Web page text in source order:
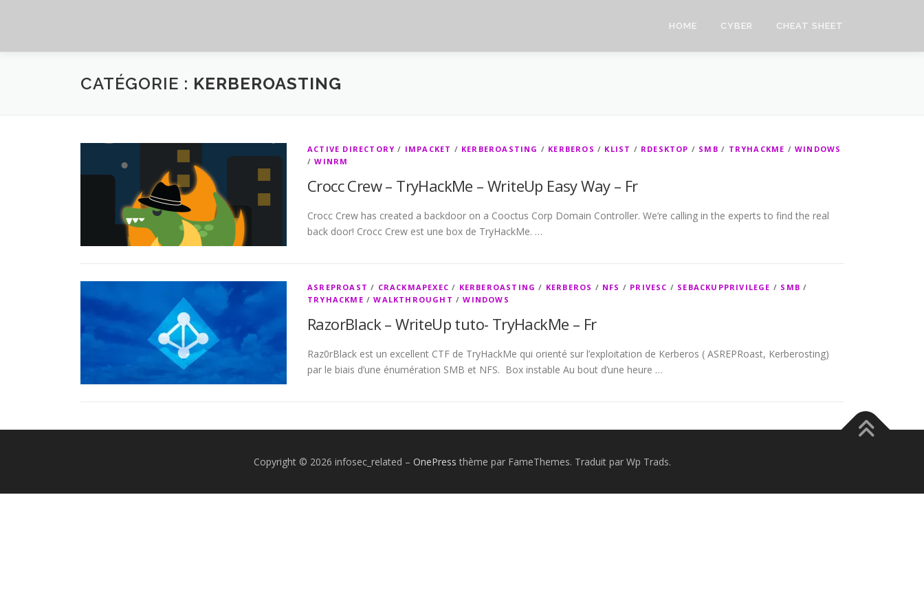
HOME CYBER CHEAT SHEET
CATÉGORIE : KERBEROASTING
ACTIVE DIRECTORY / IMPACKET / KERBEROASTING / KERBEROS / KLIST / RDESKTOP / SMB / TRYHACKME / WINDOWS
/WINRM
Crocc Crew – TryHackMe – WriteUp Easy Way – Fr
Crocc Crew has created a backdoor on a Cooctus Corp Domain Controller. We’re calling in the experts to find the real
back door! Crocc Crew est une box de TryHackMe. …
ASREPROAST / CRACKMAPEXEC / KERBEROASTING / KERBEROS / NFS / PRIVESC / SEBACKUPPRIVILEGE / SMB /
TRYHACKME /WALKTHROUGHT /WINDOWS
RazorBlack – WriteUp tuto- TryHackMe – Fr
Raz0rBlack est un excellent CTF de TryHackMe qui orienté sur l’exploitation de Kerberos ( ASREPRoast, Kerberosting)
par le biais d’une énumération SMB et NFS. Box instable Au bout d’une heure …
Copyright © 2026 infosec_related – OnePress thème par FameThemes. Traduit par Wp Trads.